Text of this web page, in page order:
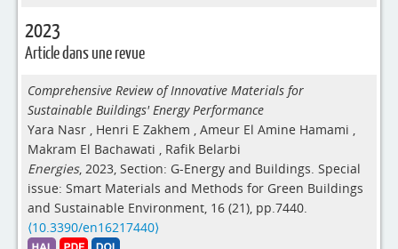
2023
Article dans une revue
Comprehensive Review of Innovative Materials for
Sustainable Buildings' Energy Performance
Yara Nasr , Henri E Zakhem , Ameur El Amine Hamami ,
Makram El Bachawati , Rafik Belarbi
Energies, 2023, Section: G-Energy and Buildings. Special
issue: Smart Materials and Methods for Green Buildings
and Sustainable Environment, 16 (21), pp.7440.
⟨10.3390/en16217440⟩